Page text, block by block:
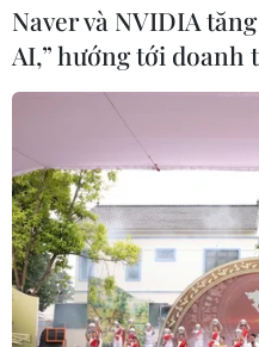
Naver và NVIDIA
AI,” hướng tới doanh